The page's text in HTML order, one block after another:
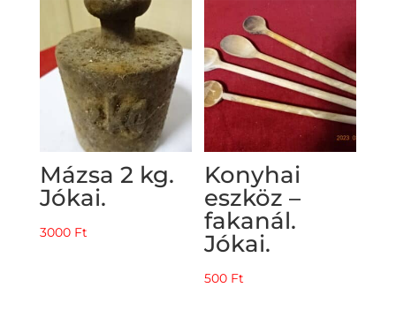
Mázsa 2 kg.
Jókai.
3000 Ft
Konyhai
eszköz –
fakanál.
Jókai.
500 Ft